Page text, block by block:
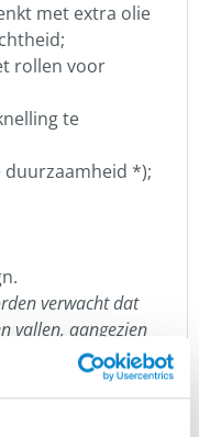
met extra olie
rollen voor
te
duurzaamheid *);
verwacht dat
vallen, aangezien
benen of andere
etc.) wrijven.